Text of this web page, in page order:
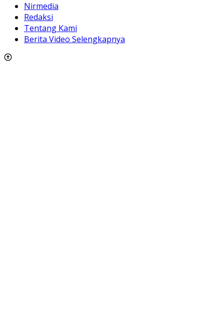
Nirmedia
Redaksi
Tentang Kami
Berita Video Selengkapnya